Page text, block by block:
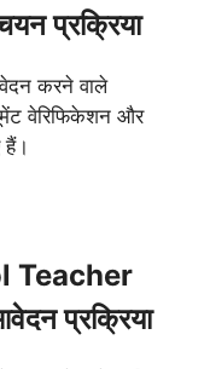
प्रक्रिया
करने वाले
वेरिफिकेशन और
हैं।
Teacher
प्रक्रिया